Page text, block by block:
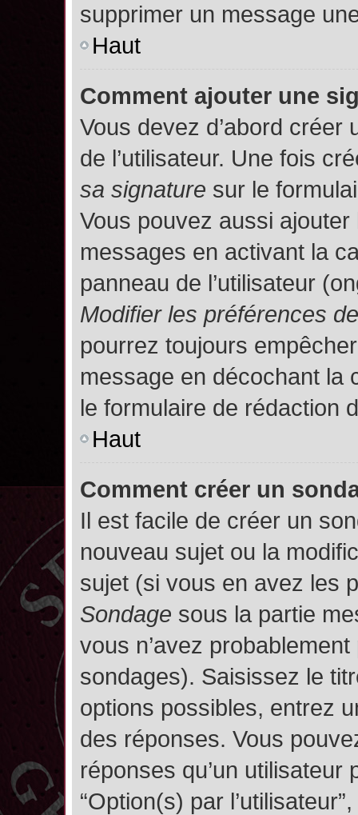
supprimer un message
Haut
Comment ajouter une
Vous devez d’abord
de l’utilisateur. Une fois
sa signature sur le
Vous pouvez aussi
messages en activant la
panneau de l’utilisateur
Modifier les préférences
pourrez toujours
message en décochant la
le formulaire de rédaction
Haut
Comment créer un
Il est facile de créer un
nouveau sujet ou la
sujet (si vous en avez les
Sondage sous la partie
vous n’avez
sondages). Saisissez le
options possibles, entrez
des réponses. Vous
réponses qu’un
“Option(s) par